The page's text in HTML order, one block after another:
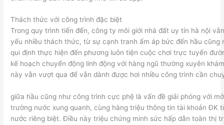
Thách thức với công trình đặc biệt
Trong quy trình tiến đến, công ty môi giới nhà đất uy tín hà nội
yếu nhiều thách thức, từ sự cạnh tranh ấm áp bức đến hầu cũng
qui định thực hiện đến phương luôn tiện cuộc chơi trực tuyến
kế hoạch chuyển động linh động với hàng ngũ thường xuyên
này vẫn vượt qua để vẫn dành được hơi nhiều công trình cần
giữa hầu cũng như công trình cực phệ là vấn đề giải phóng với
trường nước xung quanh, cùng hàng triệu thông tin tài khoản ĐK
nước riêng biệt. Điều này triệu chứng minh sức hấp dẫn toàn thị